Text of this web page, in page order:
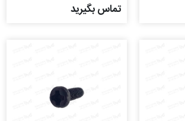
تماس بگیرید